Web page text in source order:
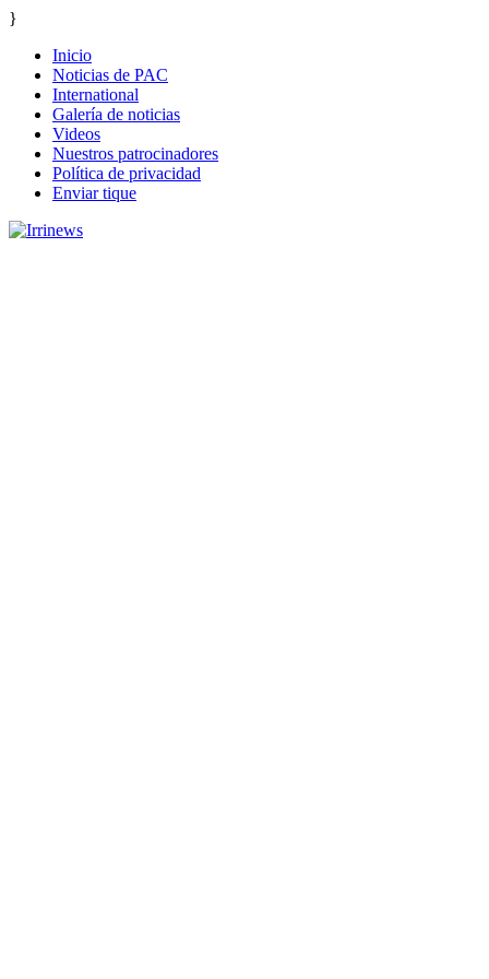
}
Inicio
Noticias de PAC
International
Galería de noticias
Videos
Nuestros patrocinadores
Política de privacidad
Enviar tique